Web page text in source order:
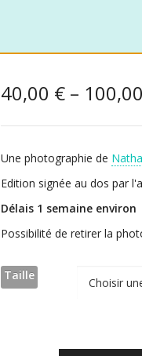
40,00 € – 100,00
Une photographie de
Edition signée au dos par
Délais 1 semaine environ
Possibilité de retirer la
Taille